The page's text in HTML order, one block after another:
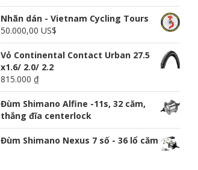
Nhãn dán - Vietnam Cycling Tours
50.000,00 US$
Vỏ Continental Contact Urban 27.5
x1.6/ 2.0/ 2.2
815.000 ₫
Đùm Shimano Alfine -11s, 32 căm,
thắng đĩa centerlock
Đùm Shimano Nexus 7 số - 36 lổ căm